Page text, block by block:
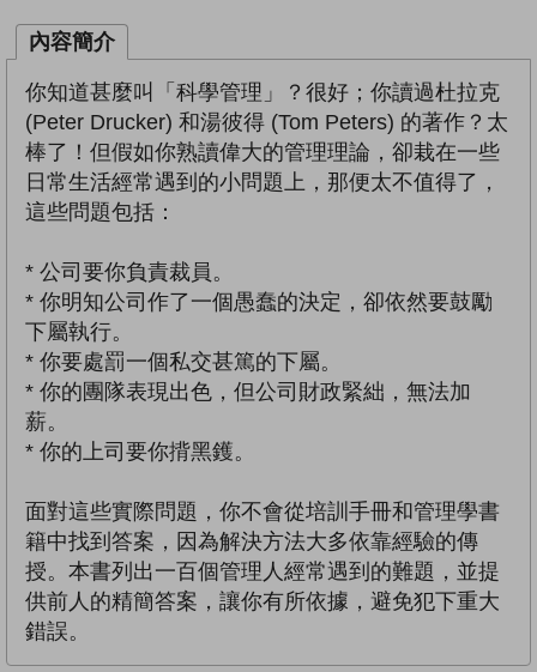
內容簡介
你知道甚麼叫「科學管理」？很好；你讀過杜拉克
(Peter Drucker) 和湯彼得 (Tom Peters) 的著作？太
棒了！但假如你熟讀偉大的管理理論，卻栽在一些
日常生活經常遇到的小問題上，那便太不值得了，
這些問題包括：
* 公司要你負責裁員。
* 你明知公司作了一個愚蠢的決定，卻依然要鼓勵
下屬執行。
* 你要處罰一個私交甚篤的下屬。
* 你的團隊表現出色，但公司財政緊絀，無法加
薪。
* 你的上司要你揹黑鑊。
面對這些實際問題，你不會從培訓手冊和管理學書
籍中找到答案，因為解決方法大多依靠經驗的傳
授。本書列出一百個管理人經常遇到的難題，並提
供前人的精簡答案，讓你有所依據，避免犯下重大
錯誤。